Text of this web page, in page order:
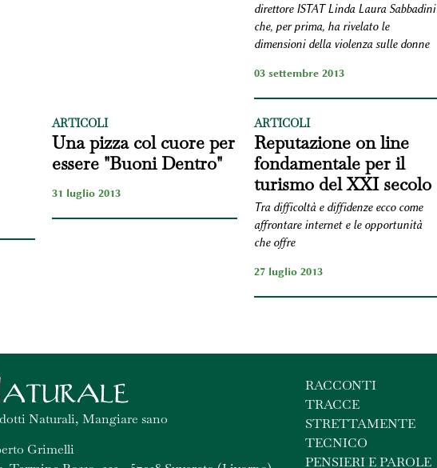
direttore ISTAT Linda Laura Sabbadini
che, per prima, ha rivelato le
dimensioni della violenza sulle donne
03 settembre 2013
ARTICOLI
Una pizza col cuore per
essere "Buoni Dentro"
31 luglio 2013
ARTICOLI
Reputazione on line
fondamentale per il
turismo del XXI secolo
Tra difficoltà e diffidenze ecco come
affrontare internet e le opportunità
che offre
27 luglio 2013
Naturali, Mangiare sano
Grimelli
RACCONTI
TRACCE
STRETTAMENTE
TECNICO
PENSIERI E PAROLE